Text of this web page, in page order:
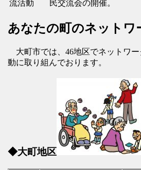
流活動
民交流会の開催。
あなたの町のネットワ
大町市では、46地区でネットワ
動に取り組んでおります。
◆大町地区